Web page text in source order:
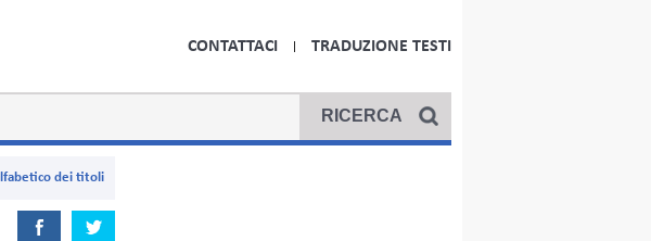
CONTATTACI TRADUZIONE TESTI
dei titoli